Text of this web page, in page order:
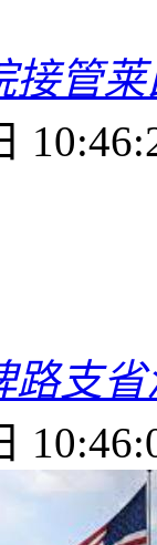
接管
路支